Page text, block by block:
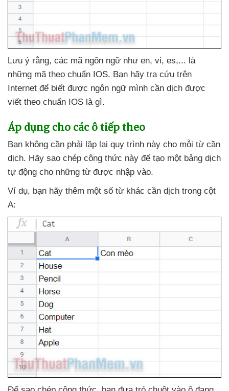
Lưu ý rằng, các mã ngôn ngữ như en, vi, es,... là
những mã theo chuẩn IOS. Bạn hãy tra cứu trên
Internet để biết được ngôn ngữ mình cần dịch được
viết theo chuẩn IOS là gì.
Áp dụng cho các ô tiếp theo
Bạn không cần phải lặp lại quy trình này cho mỗi từ cần
dịch. Hãy sao chép công thức này để tạo một bảng dịch
tự động cho những từ được nhập vào.
Ví dụ, bạn hãy thêm một số từ khác cần dịch trong cột
A: